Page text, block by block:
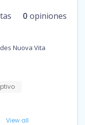
0 opiniones
Nuova Vita
View all